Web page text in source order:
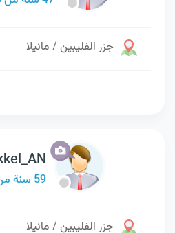
جزر الفليبين / مانيلا
59 سنة من جزر الفليبين
جزر الفليبين / مانيلا